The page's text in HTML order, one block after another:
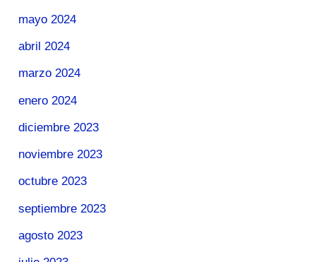
mayo 2024
abril 2024
marzo 2024
enero 2024
diciembre 2023
noviembre 2023
octubre 2023
septiembre 2023
agosto 2023